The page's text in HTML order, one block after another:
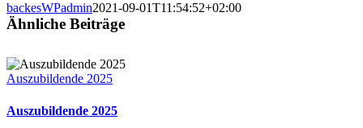
backesWPadmin2021-09-01T11:54:52+02:00
Ähnliche Beiträge
Auszubildende 2025
Auszubildende 2025